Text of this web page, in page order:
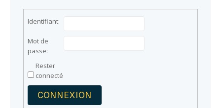
Identifiant:
Mot de
passe:
Rester
connecté
CONNEXION